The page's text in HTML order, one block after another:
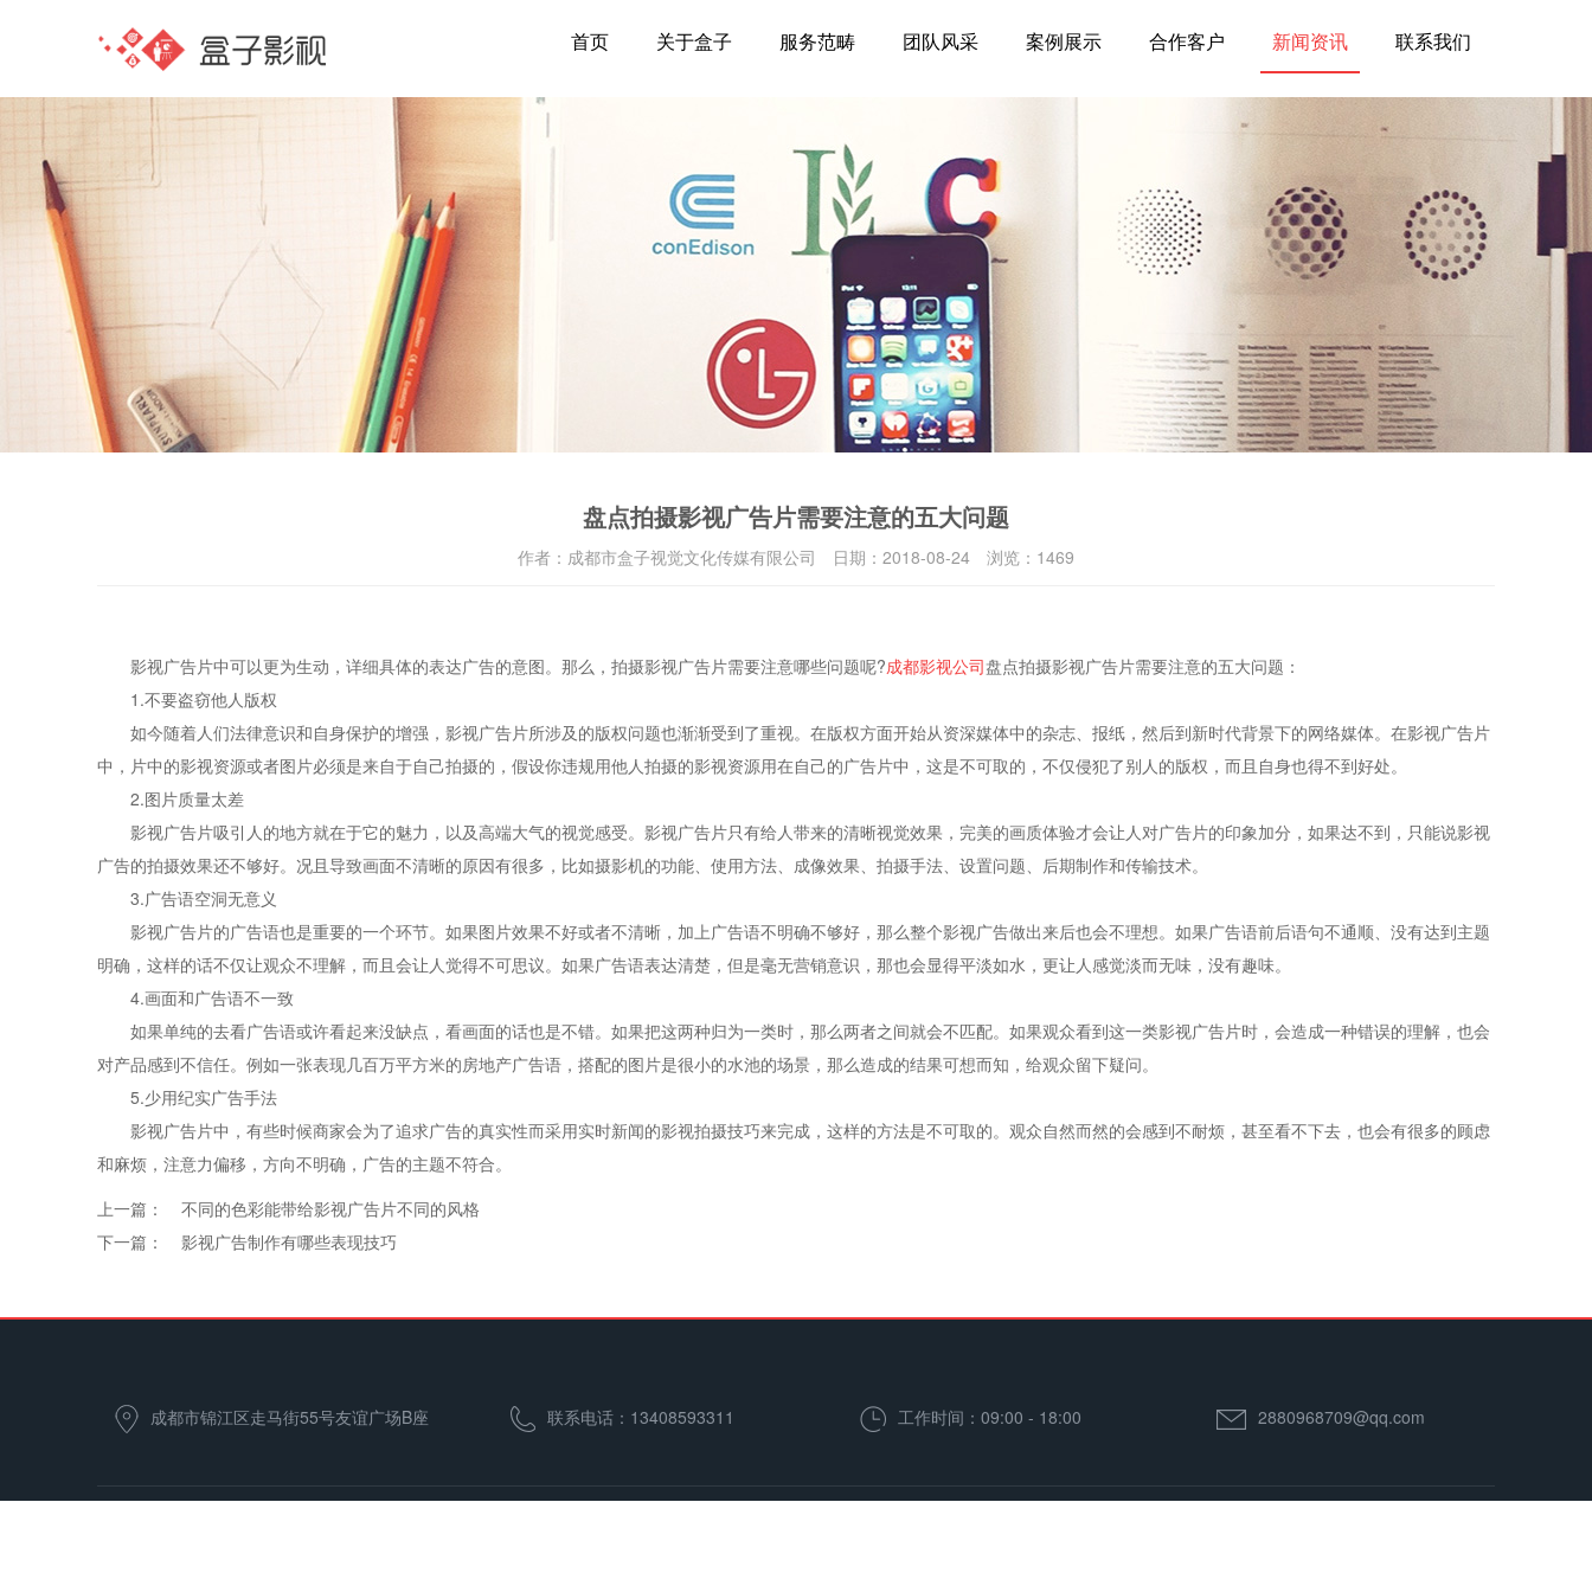
首页 关于盒子 服务范畴 团队风采 案例展示 合作客户 新闻资讯 联系我们
盘点拍摄影视广告片需要注意的五大问题
作者： 成都市盒子视觉文化传媒有限公司 日期： 2018-08-24 浏览： 1469
影视广告片中可以更为生动，详细具体的表达广告的意图。那么，拍摄影视广告片需要注意哪些问题呢?成都影视公司盘点拍摄影视广告片需要注意的五大问题：
1.不要盗窃他人版权
如今随着人们法律意识和自身保护的增强，影视广告片所涉及的版权问题也渐渐受到了重视。在版权方面开始从资深媒体中的杂志、报纸，然后到新时代背景下的网络媒体。在影视广告片
中，片中的影视资源或者图片必须是来自于自己拍摄的，假设你违规用他人拍摄的影视资源用在自己的广告片中，这是不可取的，不仅侵犯了别人的版权，而且自身也得不到好处。
2.图片质量太差
影视广告片吸引人的地方就在于它的魅力，以及高端大气的视觉感受。影视广告片只有给人带来的清晰视觉效果，完美的画质体验才会让人对广告片的印象加分，如果达不到，只能说影视
广告的拍摄效果还不够好。况且导致画面不清晰的原因有很多，比如摄影机的功能、使用方法、成像效果、拍摄手法、设置问题、后期制作和传输技术。
3.广告语空洞无意义
影视广告片的广告语也是重要的一个环节。如果图片效果不好或者不清晰，加上广告语不明确不够好，那么整个影视广告做出来后也会不理想。如果广告语前后语句不通顺、没有达到主题
明确，这样的话不仅让观众不理解，而且会让人觉得不可思议。如果广告语表达清楚，但是毫无营销意识，那也会显得平淡如水，更让人感觉淡而无味，没有趣味。
4.画面和广告语不一致
如果单纯的去看广告语或许看起来没缺点，看画面的话也是不错。如果把这两种归为一类时，那么两者之间就会不匹配。如果观众看到这一类影视广告片时，会造成一种错误的理解，也会
对产品感到不信任。例如一张表现几百万平方米的房地产广告语，搭配的图片是很小的水池的场景，那么造成的结果可想而知，给观众留下疑问。
5.少用纪实广告手法
影视广告片中，有些时候商家会为了追求广告的真实性而采用实时新闻的影视拍摄技巧来完成，这样的方法是不可取的。观众自然而然的会感到不耐烦，甚至看不下去，也会有很多的顾虑
和麻烦，注意力偏移，方向不明确，广告的主题不符合。
上一篇：
不同的色彩能带给影视广告片不同的风格
下一篇：
影视广告制作有哪些表现技巧
成都市锦江区走马街55号友谊广场B座
联系电话：13408593311 工作时间：09:00 - 18:00 2880968709@qq.com